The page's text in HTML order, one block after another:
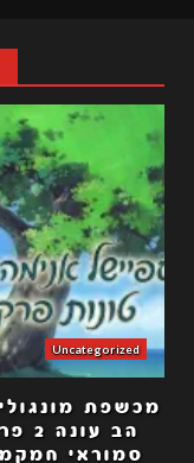
Uncategorized